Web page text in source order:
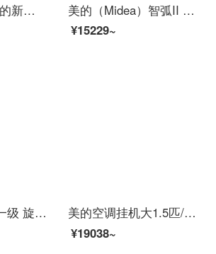
【精英直选】美的新一级能效变频空调挂机 大1匹/1.5匹智能家电 壁挂式卧室悦弧II 节能省电 风锦 风锦大1.5匹 KFR-35GW/N8ZHB1 【全新能效 新上市 一键防直吹】
美的（Midea）智弧II 大1匹 新能效变频冷暖 自清洁 防直吹 APP智能 家用卧室空调挂机 KFR-26GW/N8XJC3
¥15229~
美的(Midea) 新一级 旋耀 智能家电 变频冷暖 180°旋转全域风道 1.5匹壁挂式空调KFR-35GW/N8MXA1
美的空调挂机大1.5匹/1匹 变频壁挂式空调 冷暖一级能效 壁挂空调酷金卧室空调 智能家电 风锦 悦弧 大1.5匹 35GW/N8MHB1 【WIFI智控 一键节能光线感应 无级变速】
¥19038~